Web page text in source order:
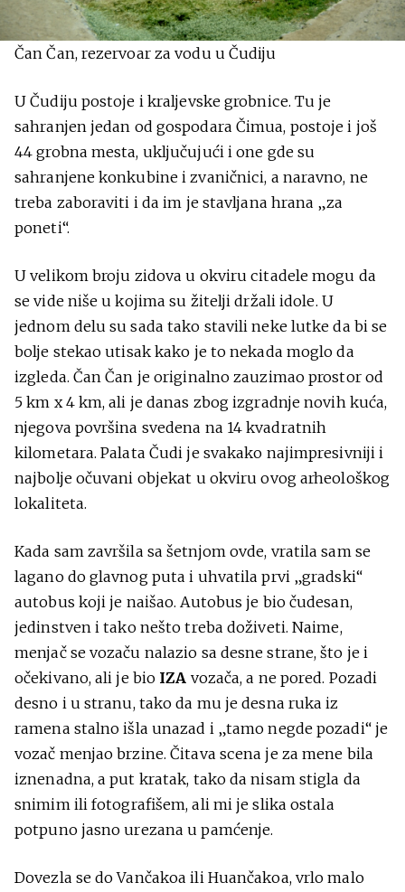
Čan Čan, rezervoar za vodu u Čudiju
U Čudiju postoje i kraljevske grobnice. Tu je
sahranjen jedan od gospodara Čimua, postoje i još
44 grobna mesta, uključujući i one gde su
sahranjene konkubine i zvaničnici, a naravno, ne
treba zaboraviti i da im je stavljana hrana „za
poneti“.
U velikom broju zidova u okviru citadele mogu da
se vide niše u kojima su žitelji držali idole. U
jednom delu su sada tako stavili neke lutke da bi se
bolje stekao utisak kako je to nekada moglo da
izgleda. Čan Čan je originalno zauzimao prostor od
5 km x 4 km, ali je danas zbog izgradnje novih kuća,
njegova površina svedena na 14 kvadratnih
kilometara. Palata Čudi je svakako najimpresivniji i
najbolje očuvani objekat u okviru ovog arheološkog
lokaliteta.
Kada sam završila sa šetnjom ovde, vratila sam se
lagano do glavnog puta i uhvatila prvi „gradski“
autobus koji je naišao. Autobus je bio čudesan,
jedinstven i tako nešto treba doživeti. Naime,
menjač se vozaču nalazio sa desne strane, što je i
očekivano, ali je bio IZA vozača, a ne pored. Pozadi
desno i u stranu, tako da mu je desna ruka iz
ramena stalno išla unazad i „tamo negde pozadi“ je
vozač menjao brzine. Čitava scena je za mene bila
iznenadna, a put kratak, tako da nisam stigla da
snimim ili fotografišem, ali mi je slika ostala
potpuno jasno urezana u pamćenje.
Dovezla se do Vančakoa ili Huančakoa, vrlo malo